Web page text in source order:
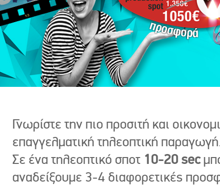
Γνωρίστε την πιο προσιτή και
επαγγελματική τηλεοπτική
Σε ένα τηλεοπτικό σποτ 10-20 sec
αναδείξουμε 3-4 διαφορετικές